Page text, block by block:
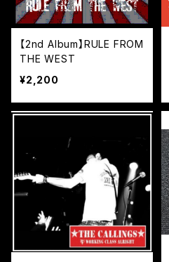
【2nd Album】RULE FROM
THE WEST
¥2,200